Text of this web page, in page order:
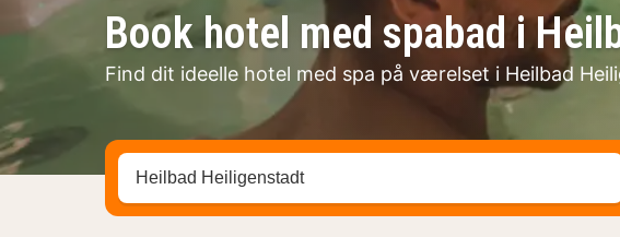
Book hotel med spabad i
Find dit ideelle hotel med spa på værelset i Heilbad
Søk hotell, region eller by